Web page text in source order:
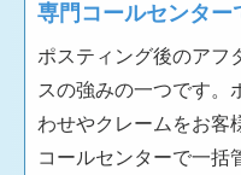
専門コールセンタ
ポスティング後のアフ
スの強みの一つです。
わせやクレームをお客
コールセンターで一括